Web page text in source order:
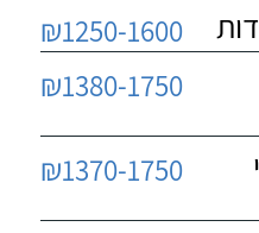
₪1250-1600
₪1380-1750
₪1370-1750